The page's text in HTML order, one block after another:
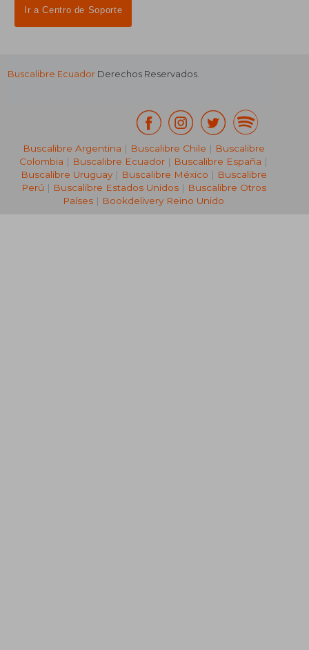
Ir a Centro de Soporte
Buscalibre Ecuador Derechos Reservados.
Buscalibre Argentina | Buscalibre Chile | Buscalibre
Colombia | Buscalibre Ecuador | Buscalibre España |
Buscalibre Uruguay| Buscalibre México | Buscalibre
Perú | Buscalibre Estados Unidos| Buscalibre Otros
Países | Bookdelivery Reino Unido